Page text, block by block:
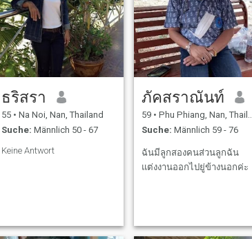
ธริสรา
55 • Na Noi, Nan, Thailand
Suche: Männlich 50 - 67
Keine Antwort
ภัคสราณันท์
59 • Phu Phiang, Nan, Thailand
Suche: Männlich 59 - 76
ฉันมีลูกสองคนส่วนลูกฉัน
แต่งงานออกไปยู่ข้างนอกค่ะ